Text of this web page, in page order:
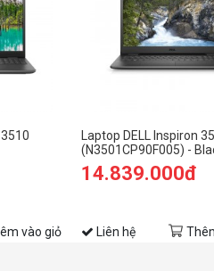
vào giỏ
Laptop DELL Inspiron
(N3501CP90F005) -
14.839.000đ
Liên hệ